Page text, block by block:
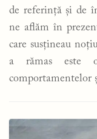
de referință și de
ne aflăm în
care susțineau
a rămas este
comportamentelor